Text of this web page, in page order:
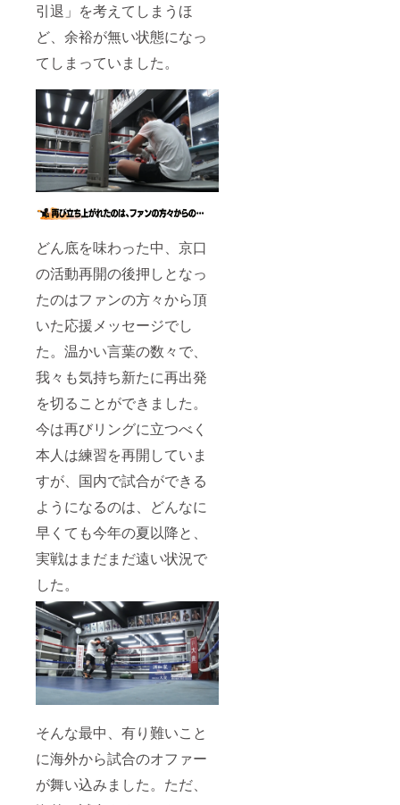
引退」を考えてしまうほ
ど、余裕が無い状態になっ
てしまっていました。
どん底を味わった中、京口
の活動再開の後押しとなっ
たのはファンの方々から頂
いた応援メッセージでし
た。温かい言葉の数々で、
我々も気持ち新たに再出発
を切ることができました。
今は再びリングに立つべく
本人は練習を再開していま
すが、国内で試合ができる
ようになるのは、どんなに
早くても今年の夏以降と、
実戦はまだまだ遠い状況で
した。
そんな最中、有り難いこと
に海外から試合のオファー
が舞い込みました。ただ、